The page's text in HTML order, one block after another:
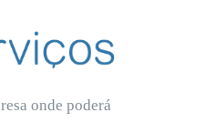
onde poderá